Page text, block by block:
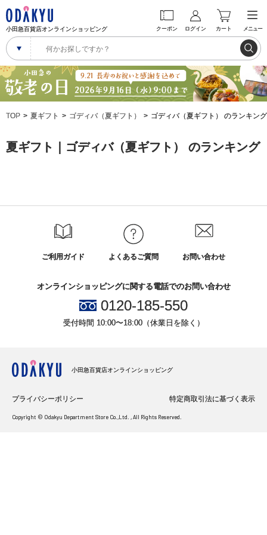
小田急百貨店オンラインショッピング クーポン ログイン カート メニュー
TOP 夏ギフト ゴディバ（夏ギフト） ゴディバ（夏ギフト） のランキング
夏ギフト｜ゴディバ（夏ギフト） のランキング
ご利用ガイド よくあるご質問 お問い合わせ
オンラインショッピングに関する電話でのお問い合わせ
0120-185-550
受付時間 10:00〜18:00（休業日を除く）
小田急百貨店オンラインショッピング
プライバシーポリシー 特定商取引法に基づく表示
Copyright © Odakyu Department Store Co.,Ltd. , All Rights Reserved.